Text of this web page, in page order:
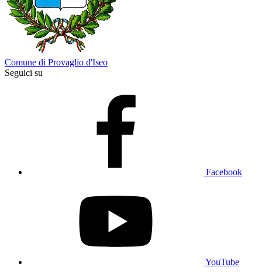
Comune di Provaglio d'Iseo
Seguici su
Facebook
YouTube